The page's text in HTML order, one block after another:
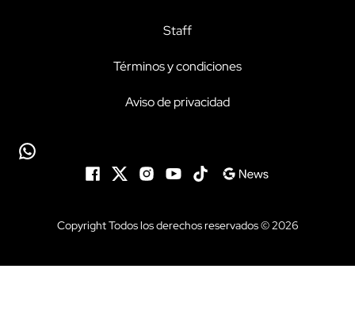
Staff
Términos y condiciones
Aviso de privacidad
Copyright Todos los derechos reservados © 2026